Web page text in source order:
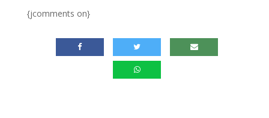
{jcomments on}